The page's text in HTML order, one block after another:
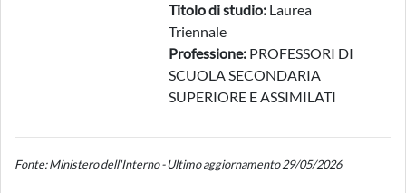
Titolo di studio: Laurea
Triennale
Professione: PROFESSORI DI
SCUOLA SECONDARIA
SUPERIORE E ASSIMILATI
Fonte: Ministero dell'Interno - Ultimo aggiornamento 29/05/2026